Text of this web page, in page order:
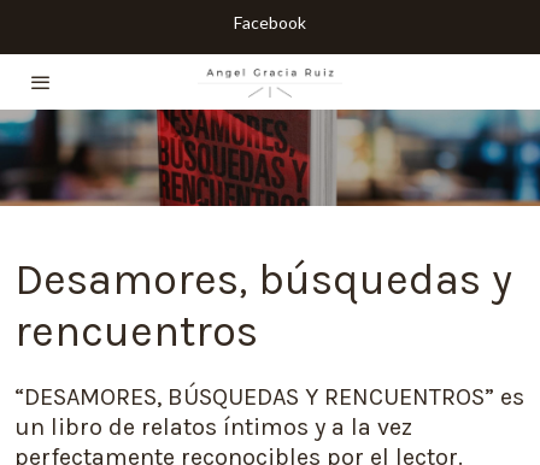
Facebook
Desamores, búsquedas y
rencuentros
“DESAMORES, BÚSQUEDAS Y RENCUENTROS” es
un libro de relatos íntimos y a la vez
perfectamente reconocibles por el lector.